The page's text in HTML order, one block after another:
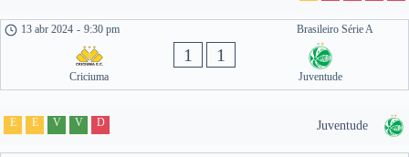
Brasileiro Série A
13 abr 2024 - 9:30 pm
Criciuma
1 1
Juventude
Juventude
E E V V D